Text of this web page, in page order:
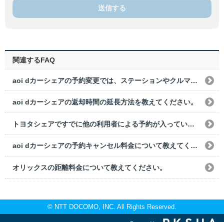
送信する
関連するFAQ
aoi dカーシェアの予約変更では、ステーションやクルマの変更はできますか？
aoi dカーシェアの返却時間の延長方法を教えてください。
トヨタシェアですでに他の利用者による予約が入っている場合、前後の予約できない時間を教えてください。
aoi dカーシェアの予約キャンセル料金について教えてください。
オリックスの距離料金について教えてください。
© NTT DOCOMO, INC. All Rights Reserved.